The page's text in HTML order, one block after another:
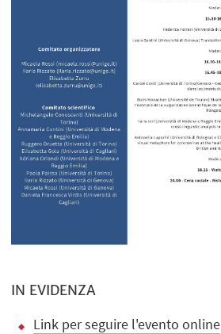
IN EVIDENZA
Link per seguire l'evento online